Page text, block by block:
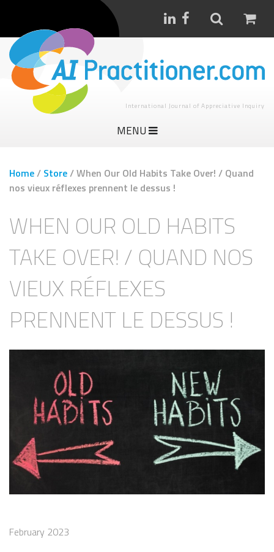
International Journal of Appreciative Inquiry
MENU
Home/ Store/When Our Old Habits Take Over! / Quand
nos vieux réflexes prennent le dessus !
WHEN OUR OLD HABITS
TAKE OVER! / QUAND NOS
VIEUX RÉFLEXES
PRENNENT LE DESSUS !
February 2023